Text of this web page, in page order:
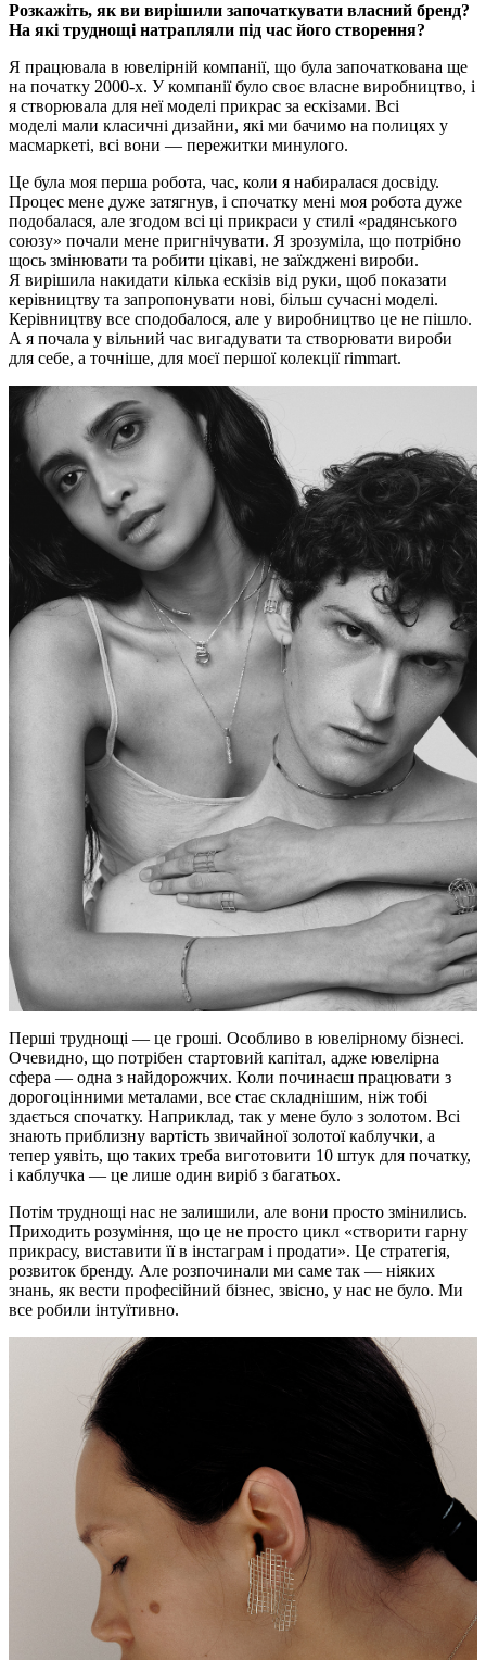
Розкажіть, як ви вирішили започаткувати власний бренд?
На які труднощі натрапляли під час його створення?
Я працювала в ювелірній компанії, що була започаткована ще
на початку 2000-х. У компанії було своє власне виробництво, і
я створювала для неї моделі прикрас за ескізами. Всі
моделі мали класичні дизайни, які ми бачимо на полицях у
масмаркеті, всі вони — пережитки минулого.
Це була моя перша робота, час, коли я набиралася досвіду.
Процес мене дуже затягнув, і спочатку мені моя робота дуже
подобалася, але згодом всі ці прикраси у стилі «радянського
союзу» почали мене пригнічувати. Я зрозуміла, що потрібно
щось змінювати та робити цікаві, не заїжджені вироби.
Я вирішила накидати кілька ескізів від руки, щоб показати
керівництву та запропонувати нові, більш сучасні моделі.
Керівництву все сподобалося, але у виробництво це не пішло.
А я почала у вільний час вигадувати та створювати вироби
для себе, а точніше, для моєї першої колекції rimmart.
Перші труднощі — це гроші. Особливо в ювелірному бізнесі.
Очевидно, що потрібен стартовий капітал, адже ювелірна
сфера — одна з найдорожчих. Коли починаєш працювати з
дорогоцінними металами, все стає складнішим, ніж тобі
здається спочатку. Наприклад, так у мене було з золотом. Всі
знають приблизну вартість звичайної золотої каблучки, а
тепер уявіть, що таких треба виготовити 10 штук для початку,
і каблучка — це лише один виріб з багатьох.
Потім труднощі нас не залишили, але вони просто змінились.
Приходить розуміння, що це не просто цикл «створити гарну
прикрасу, виставити її в інстаграм і продати». Це стратегія,
розвиток бренду. Але розпочинали ми саме так — ніяких
знань, як вести професійний бізнес, звісно, у нас не було. Ми
все робили інтуїтивно.